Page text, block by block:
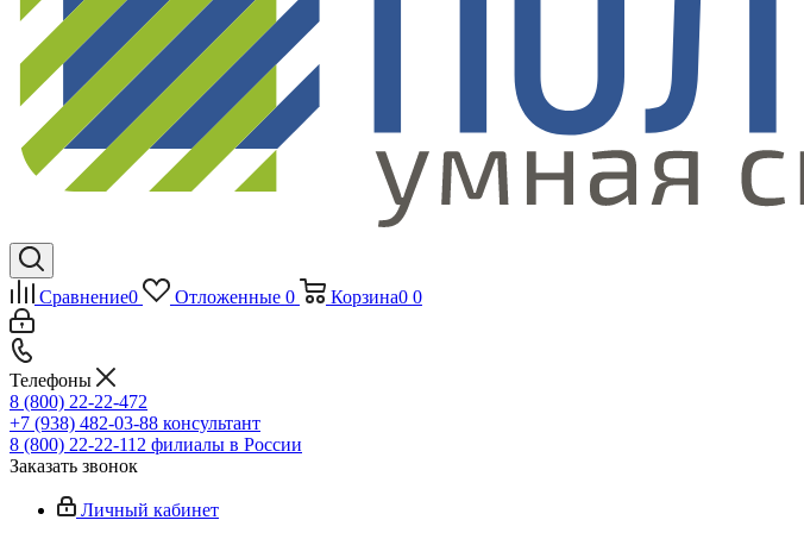
Сравнение0 Отложенные 0 Корзина0 0
Телефоны
8 (800) 22-22-472
+7 (938) 482-03-88 консультант
8 (800) 22-22-112 филиалы в России
Заказать звонок
Личный кабинет